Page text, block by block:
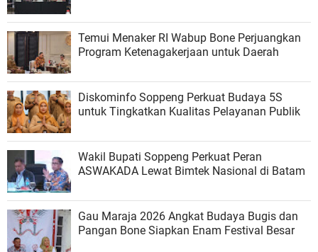
Temui Menaker RI Wabup Bone Perjuangkan
Program Ketenagakerjaan untuk Daerah
Diskominfo Soppeng Perkuat Budaya 5S
untuk Tingkatkan Kualitas Pelayanan Publik
Wakil Bupati Soppeng Perkuat Peran
ASWAKADA Lewat Bimtek Nasional di Batam
Gau Maraja 2026 Angkat Budaya Bugis dan
Pangan Bone Siapkan Enam Festival Besar